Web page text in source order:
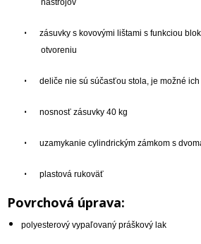
•
zásuvky s kovovými lištami s funkciou
otvoreniu
• deliče nie sú súčasťou stola, je možné
• nosnosť zásuvky 40 kg
• uzamykanie cylindrickým zámkom s
• plastová rukoväť
Povrchová úprava:
polyesterový vypaľovaný práškový lak